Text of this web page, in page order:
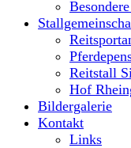
Reitstall
Hof
Bildergalerie
Kontakt
Links